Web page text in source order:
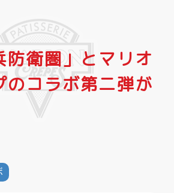
防衛圏」とマリオ
のコラボ第二弾が